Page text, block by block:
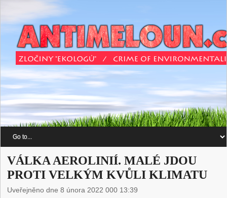
VÁLKA AEROLINIÍ. MALÉ JDOU
PROTI VELKÝM KVŮLI KLIMATU
Uveřejněno dne 8 února 2022 000 13:39